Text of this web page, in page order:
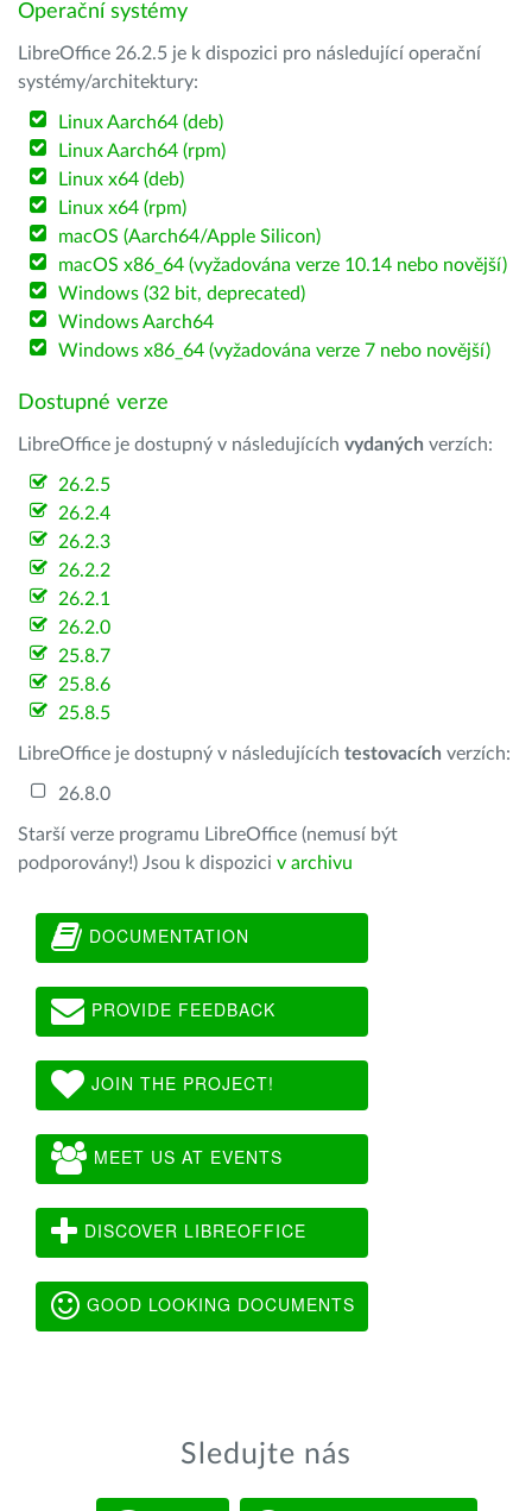
Operační systémy
LibreOffice 26.2.5 je k dispozici pro následující operační
systémy/architektury:
Linux Aarch64 (deb)
Linux Aarch64 (rpm)
Linux x64 (deb)
Linux x64 (rpm)
macOS (Aarch64/Apple Silicon)
macOS x86_64 (vyžadována verze 10.14 nebo novější)
Windows (32 bit, deprecated)
Windows Aarch64
Windows x86_64 (vyžadována verze 7 nebo novější)
Dostupné verze
LibreOffice je dostupný v následujících vydaných verzích:
26.2.5
26.2.4
26.2.3
26.2.2
26.2.1
26.2.0
25.8.7
25.8.6
25.8.5
LibreOffice je dostupný v následujících testovacích verzích:
26.8.0
Starší verze programu LibreOffice (nemusí být
podporovány!) Jsou k dispozici v archivu
DOCUMENTATION
PROVIDE FEEDBACK
JOIN THE PROJECT!
MEET US AT EVENTS
DISCOVER LIBREOFFICE
GOOD LOOKING DOCUMENTS
Sledujte nás